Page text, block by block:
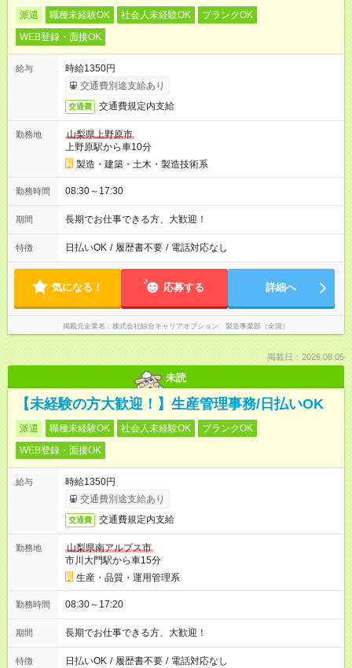
派遣 職種未経験OK 社会人未経験OK
ブランクOK
WEB登録・面接OK
給与
時給1350円
交通費別途支給あり
交通費 交通費規定内支給
勤務地
山梨県上野原市
上野原駅から車10分
製造・建築・土木・製造技術系
勤務時間 08:30～17:30
期間 長期でお仕事できる方、大歓迎！
特徴 日払いOK / 履歴書不要 / 電話対応なし
気になる！ 応募する 詳細へ
掲載元企業名 株式会社綜合キャリアオプション 製造事業部（全国）
掲載日：2026.08.05
未読
【未経験の方大歓迎！】生産管理事務/日払いOK
派遣 職種未経験OK 社会人未経験OK
ブランクOK
WEB登録・面接OK
給与
時給1350円
交通費別途支給あり
交通費 交通費規定内支給
勤務地
山梨県南アルプス市
市川大門駅から車15分
生産・品質・運用管理系
勤務時間 08:30～17:20
期間 長期でお仕事できる方、大歓迎！
特徴 日払いOK / 履歴書不要 / 電話対応なし